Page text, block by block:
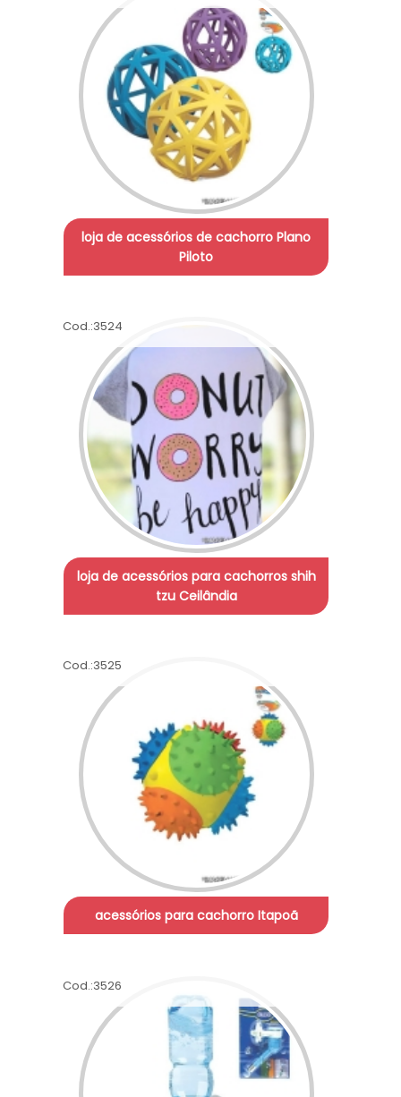
loja de acessórios de cachorro Plano
Piloto
Cod.:3524
loja de acessórios para cachorros shih
tzu Ceilândia
Cod.:3525
acessórios para cachorro Itapoã
Cod.:3526